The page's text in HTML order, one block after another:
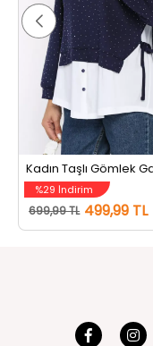
%29 İndirim
699,99 TL 499,99 TL